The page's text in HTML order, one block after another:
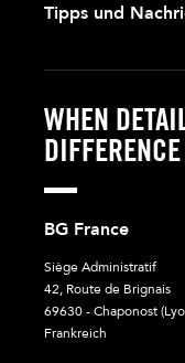
Tipps und
WHEN
DIFFERENCE
BG France
Siège Administratif
42, Route de Brignais
69630 - Chaponost
Frankreich